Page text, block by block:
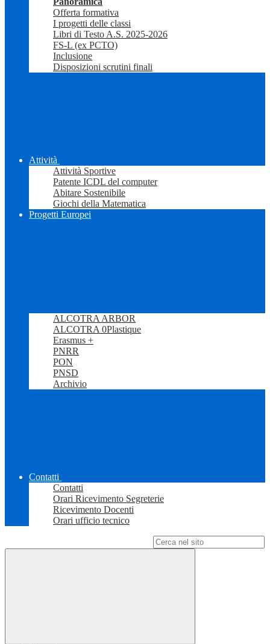
Offerta formativa
I progetti delle classi
Libri di Testo A.S. 2025-2026
FS-L (ex PCTO)
Inclusione
Disposizioni scrutini finali
Attività
Attività Sportive
Patente ICDL del computer
Abitare Sostenibile
Giochi della Matematica
Progetti Europei
ALCOTRA ARBOR
ALCOTRA 0Plastique
Erasmus +
PNRR
PON
PNSD
Archivio
Contatti
Contatti
Orari Ricevimento Segreterie
Ricevimento Docenti
Orari ufficio tecnico